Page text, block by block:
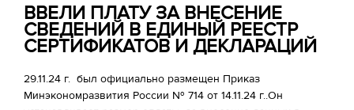
ВВЕЛИ ПЛАТУ ЗА ВНЕСЕНИЕ
СВЕДЕНИЙ В ЕДИНЫЙ РЕЕСТР
СЕРТИФИКАТОВ И ДЕКЛАРАЦИЙ
29.11.24 г. был официально размещен Приказ
Минэкономразвития России № 714 от 14.11.24 г..Он